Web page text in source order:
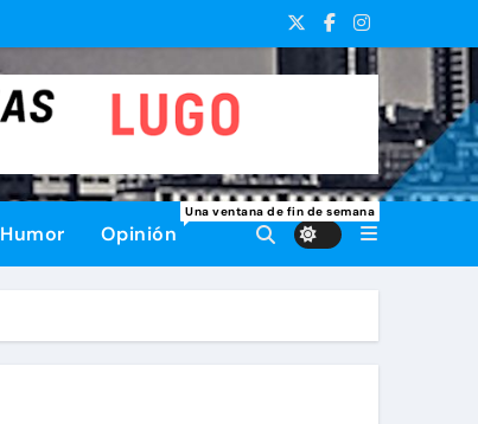
Humor Opinión
Una ventana de fin de semana